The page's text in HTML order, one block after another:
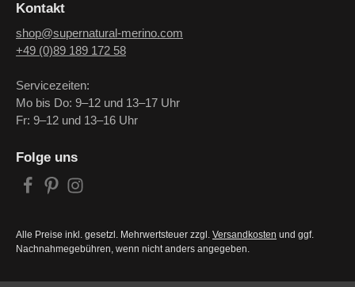
Folge uns
Alle Preise inkl. gesetzl. Mehrwertsteuer zzgl. Versandkosten und ggf.
Nachnahmegebühren, wenn nicht anders angegeben.
Kontakt
shop@supernatural-merino.com
+49 (0)89 189 172 58
Servicezeiten:
Mo bis Do: 9–12 und 13–17 Uhr
Fr: 9–12 und 13–16 Uhr